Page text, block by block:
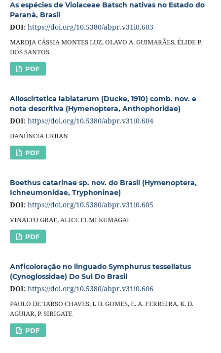
As espécies de Violaceae Batsch nativas no Estado do
Paraná, Brasil
DOI: https://doi.org/10.5380/abpr.v31i0.603
MARDJA CÁSSIA MONTES LUZ, OLAVO A. GUIMARÃES, ÉLIDE P.
DOS SANTOS
PDF
Alloscirtetica labiatarum (Ducke, 1910) comb. nov. e
nota descritiva (Hymenoptera, Anthophoridae)
DOI: https://doi.org/10.5380/abpr.v31i0.604
DANÚNCIA URBAN
PDF
Boethus catarinae sp. nov. do Brasil (Hymenoptera,
Ichneumonidae, Tryphoninae)
DOI: https://doi.org/10.5380/abpr.v31i0.605
VINALTO GRAF, ALICE FUMI KUMAGAI
PDF
Anficoloração no linguado Symphurus tessellatus
(Cynoglossidae) Do Sul Do Brasil
DOI: https://doi.org/10.5380/abpr.v31i0.606
PAULO DE TARSO CHAVES, I. D. GOMES, E. A. FERREIRA, K. D.
AGUIAR, P. SIRIGATE
PDF